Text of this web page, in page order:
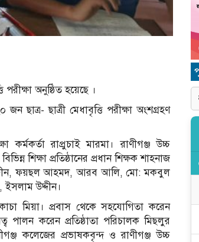
অনুষ্ঠিত হয়েছে ।
ছাত্রী মেধাবৃত্তি পরীক্ষা অংশগ্রহণ
কর্মকর্তা রাপ্রুচাই মারমা। রাণীগঞ্জ উচ্চ
শিক্ষা প্রতিষ্ঠানের প্রধান শিক্ষক শাহনাজ
ফয়ছল আহমদ, আরব আলি, মো: মকবুল
উদ্দীন।
মিয়া। প্রবাস থেকে সহযোগিতা করেন
পালন করেন প্রতিষ্ঠাতা পরিচালক মিছলুর
কলেজের প্রভাষকবৃন্দ ও রাণীগঞ্জ উচ্চ